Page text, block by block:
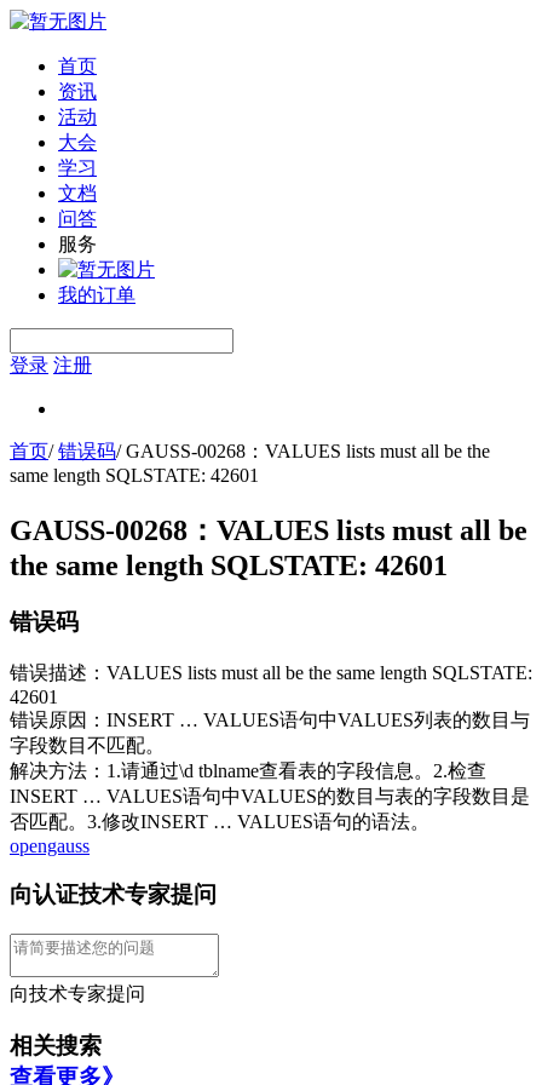
首页
资讯
活动
大会
学习
文档
问答
服务
我的订单
登录 注册
首页/错误码/GAUSS-00268：VALUES lists must all be the
same length SQLSTATE: 42601
GAUSS-00268：VALUES lists must all be
the same length SQLSTATE: 42601
错误码
错误描述：VALUES lists must all be the same length SQLSTATE:
42601
错误原因：INSERT … VALUES语句中VALUES列表的数目与
字段数目不匹配。
解决方法：1.请通过\d tblname查看表的字段信息。2.检查
INSERT … VALUES语句中VALUES的数目与表的字段数目是
否匹配。3.修改INSERT … VALUES语句的语法。
opengauss
向认证技术专家提问
向技术专家提问
相关搜索
查看更多》